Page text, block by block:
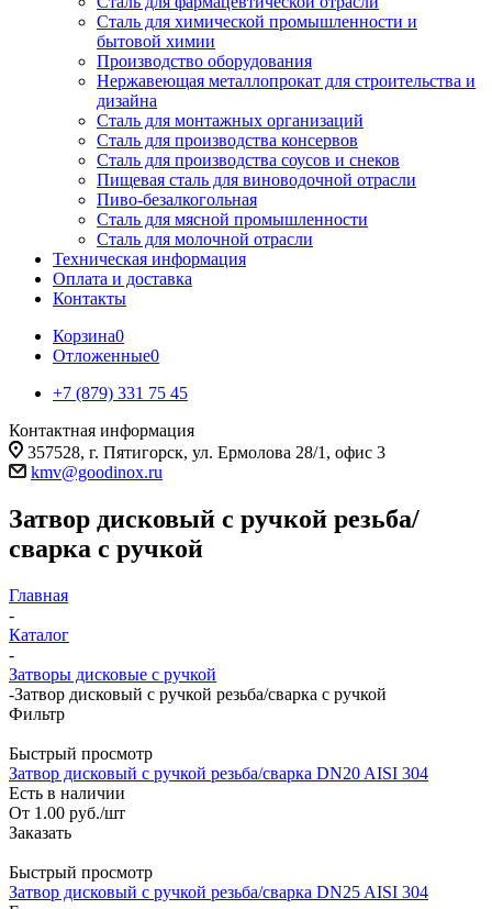
Сталь для химической промышленности и
бытовой химии
Производство оборудования
Нержавеющая металлопрокат для строительства и
дизайна
Сталь для монтажных организаций
Сталь для производства консервов
Сталь для производства соусов и снеков
Пищевая сталь для виноводочной отрасли
Пиво-безалкогольная
Сталь для мясной промышленности
Сталь для молочной отрасли
Техническая информация
Оплата и доставка
Контакты
Корзина0
Отложенные0
+7 (879) 331 75 45
Контактная информация
357528, г. Пятигорск, ул. Ермолова 28/1, офис 3
kmv@goodinox.ru
Затвор дисковый с ручкой резьба/
сварка с ручкой
Главная
-
Каталог
-
Затворы дисковые с ручкой
-Затвор дисковый с ручкой резьба/сварка с ручкой
Фильтр
Быстрый просмотр
Затвор дисковый с ручкой резьба/сварка DN20 AISI 304
Есть в наличии
От 1.00 руб./шт
Заказать
Быстрый просмотр
Затвор дисковый с ручкой резьба/сварка DN25 AISI 304